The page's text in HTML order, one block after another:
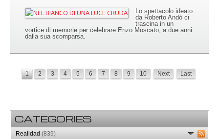
Lo spettacolo ideato
da Roberto Andò ci
trascina in un
vortice di memorie per celebrare Enzo Moscato, a due anni
dalla sua scomparsa.
1 2 3 4 5 6 7 8 9 10 Next Last
CATEGORIES
Realidad (839)